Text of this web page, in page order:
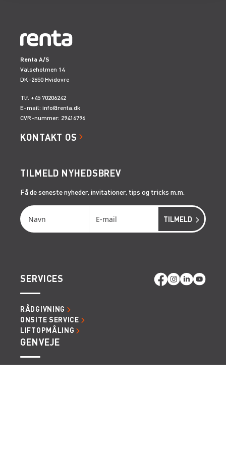
Renta A/S
Valseholmen 14
DK-2650 Hvidovre
Tlf. +45 70206242
E-mail: info@renta.dk
CVR-nummer: 29416796
KONTAKT OS
TILMELD NYHEDSBREV
Få de seneste nyheder, invitationer, tips og tricks m.m.
SERVICES
RÅDGIVNING
ONSITE SERVICE
LIFTOPMÅLING
GENVEJE